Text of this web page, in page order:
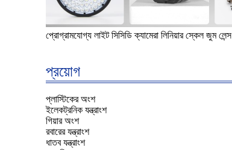
প্রোগ্রামযোগ্য লাইট সিসিডি ক্যামেরা লিনিয়ার স্কেল জুম লেন্স
প্রয়োগ
প্লাস্টিকের অংশ
ইলেকট্রনিক যন্ত্রাংশ
গিয়ার অংশ
রবারের যন্ত্রাংশ
ধাতব যন্ত্রাংশ